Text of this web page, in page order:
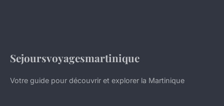
Sejoursvoyagesmartinique
Votre guide pour découvrir et explorer la Martinique